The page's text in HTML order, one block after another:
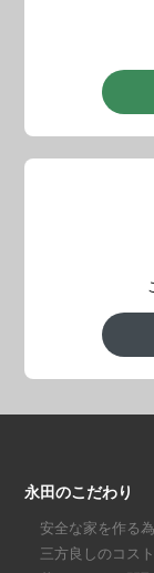
永田のこだわり
安全な家を作る
三方良しのコス